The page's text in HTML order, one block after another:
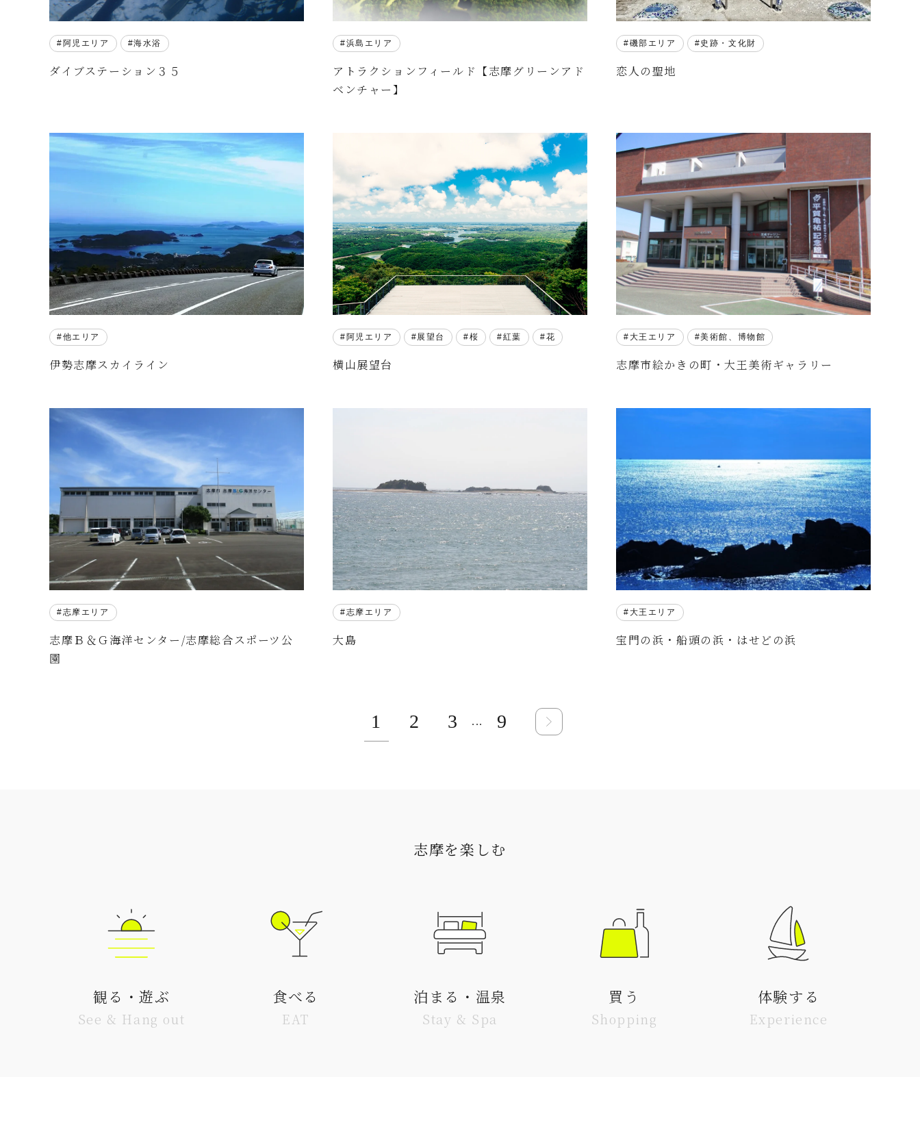
阿児エリア 海水浴
ダイブステーション３５
浜島エリア
アトラクションフィールド【志摩グリーンアド
ベンチャー】
磯部エリア 史跡・文化財
恋人の聖地
他エリア
伊勢志摩スカイライン
阿児エリア 展望台 桜 紅葉 花
横山展望台
大王エリア 美術館、博物館
志摩市絵かきの町・大王美術ギャラリー
志摩エリア
志摩Ｂ＆Ｇ海洋センター/志摩総合スポーツ公
園
志摩エリア
大島
大王エリア
宝門の浜・船頭の浜・はせどの浜
1 2 3 ... 9
志摩を楽しむ
観る・遊ぶ
See & Hang out
食べる
EAT
泊まる・温泉
Stay & Spa
買う
Shopping
体験する
Experience